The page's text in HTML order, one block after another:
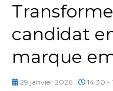
candidat
marque
29 janvier 2026 14:30 -